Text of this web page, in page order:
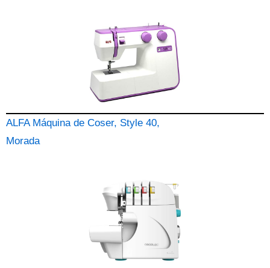
ALFA Máquina de Coser, Style 40,
Morada